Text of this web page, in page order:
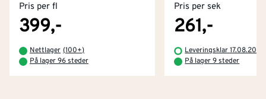
Pris per fl
399,-
Nettlager (100+)
På lager 96 steder
Pris per sek
261,-
Leveringsklar 17.08.2026
På lager 9 steder
Kjøpsbetingelser
Tjenester
Montér Klubb
Byggevarehus og åpningstider
Prismatch